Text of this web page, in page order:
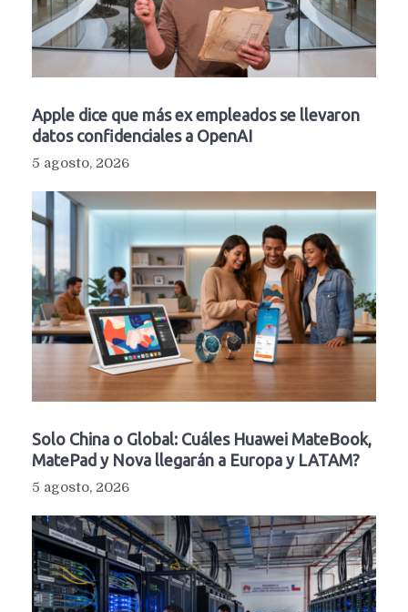
Apple dice que más ex empleados se llevaron
datos confidenciales a OpenAI
5 agosto, 2026
Solo China o Global: Cuáles Huawei MateBook,
MatePad y Nova llegarán a Europa y LATAM?
5 agosto, 2026